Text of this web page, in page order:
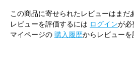
この商品に寄せられたレビューはまだ
レビューを評価するには ログインが必
マイページの 購入履歴からレビューを